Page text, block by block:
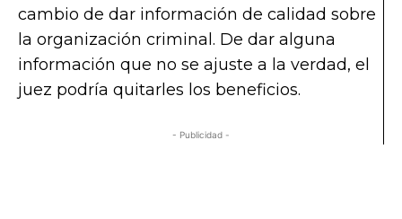
cambio de dar información de calidad sobre
la organización criminal. De dar alguna
información que no se ajuste a la verdad, el
juez podría quitarles los beneficios.
- Publicidad -